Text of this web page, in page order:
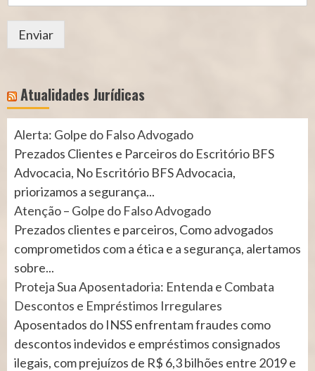
Enviar
Atualidades Jurídicas
Alerta: Golpe do Falso Advogado
Prezados Clientes e Parceiros do Escritório BFS
Advocacia, No Escritório BFS Advocacia,
priorizamos a segurança...
Atenção – Golpe do Falso Advogado
Prezados clientes e parceiros, Como advogados
comprometidos com a ética e a segurança, alertamos
sobre...
Proteja Sua Aposentadoria: Entenda e Combata
Descontos e Empréstimos Irregulares
Aposentados do INSS enfrentam fraudes como
descontos indevidos e empréstimos consignados
ilegais, com prejuízos de R$ 6,3 bilhões entre 2019 e